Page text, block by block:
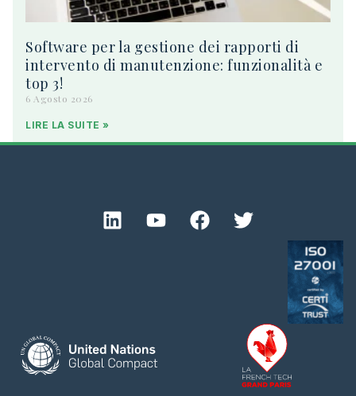
Software per la gestione dei rapporti di
intervento di manutenzione: funzionalità e
top 3!
6 Agosto 2026
LIRE LA SUITE »